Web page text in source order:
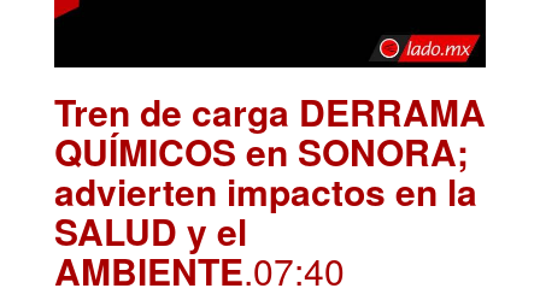
Tren de carga DERRAMA
QUÍMICOS en SONORA;
advierten impactos en la
SALUD y el
AMBIENTE.07:40